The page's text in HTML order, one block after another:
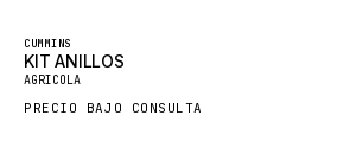
SDLG
GENIE
Destacado
CUMMINS
KIT ANILLOS
AGRICOLA
PRECIO BAJO CONSULTA